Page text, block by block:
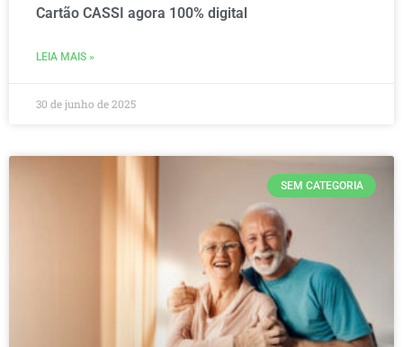
Cartão CASSI agora 100% digital
LEIA MAIS »
30 de junho de 2025
SEM CATEGORIA